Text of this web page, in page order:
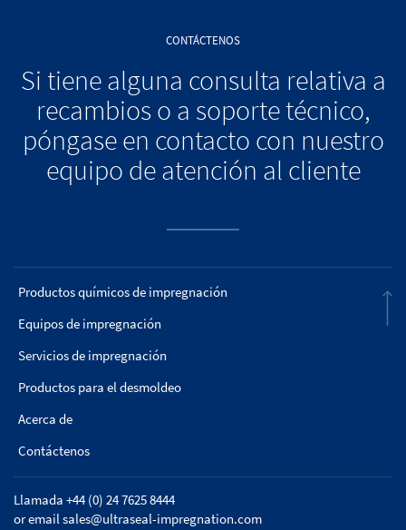
CONTÁCTENOS
Si tiene alguna consulta relativa a
recambios o a soporte técnico,
póngase en contacto con nuestro
equipo de atención al cliente
Productos químicos de impregnación
Equipos de impregnación
Servicios de impregnación
Productos para el desmoldeo
Acerca de
Contáctenos
Llamada +44 (0) 24 7625 8444
or emailsales@ultraseal-impregnation.com